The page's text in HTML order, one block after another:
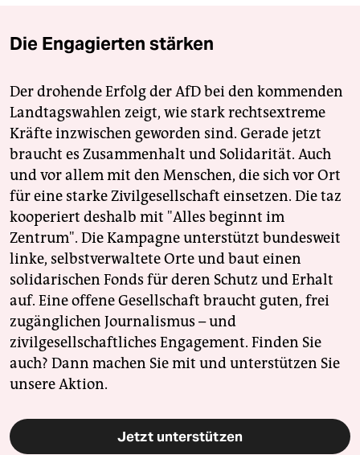
Die Engagierten stärken
Der drohende Erfolg der AfD bei den kommenden
Landtagswahlen zeigt, wie stark rechtsextreme
Kräfte inzwischen geworden sind. Gerade jetzt
braucht es Zusammenhalt und Solidarität. Auch
und vor allem mit den Menschen, die sich vor Ort
für eine starke Zivilgesellschaft einsetzen. Die taz
kooperiert deshalb mit "Alles beginnt im
Zentrum". Die Kampagne unterstützt bundesweit
linke, selbstverwaltete Orte und baut einen
solidarischen Fonds für deren Schutz und Erhalt
auf. Eine offene Gesellschaft braucht guten, frei
zugänglichen Journalismus – und
zivilgesellschaftliches Engagement. Finden Sie
auch? Dann machen Sie mit und unterstützen Sie
unsere Aktion.
Jetzt unterstützen